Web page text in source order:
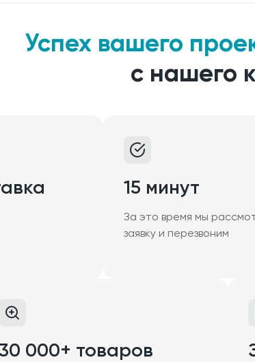
Успех вашего
с нашего
15 минут
За это время мы
заявку и перезвоним
000+ товаров